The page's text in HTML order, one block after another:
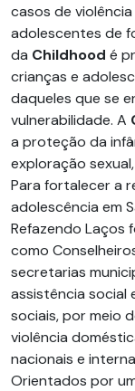
casos de
adolescentes de
da Childhood é
crianças e
daqueles que se
vulnerabilidade. A
a proteção da
exploração
Para fortalecer a
adolescência em
Refazendo Laços
como
secretarias
assistência social
sociais, por meio
violência
nacionais e
Orientados por